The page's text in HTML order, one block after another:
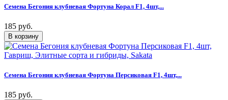
Семена Бегония клубневая Фортуна Корал F1, 4шт,...
185 руб.
Семена Бегония клубневая Фортуна Персиковая F1, 4шт,...
185 руб.